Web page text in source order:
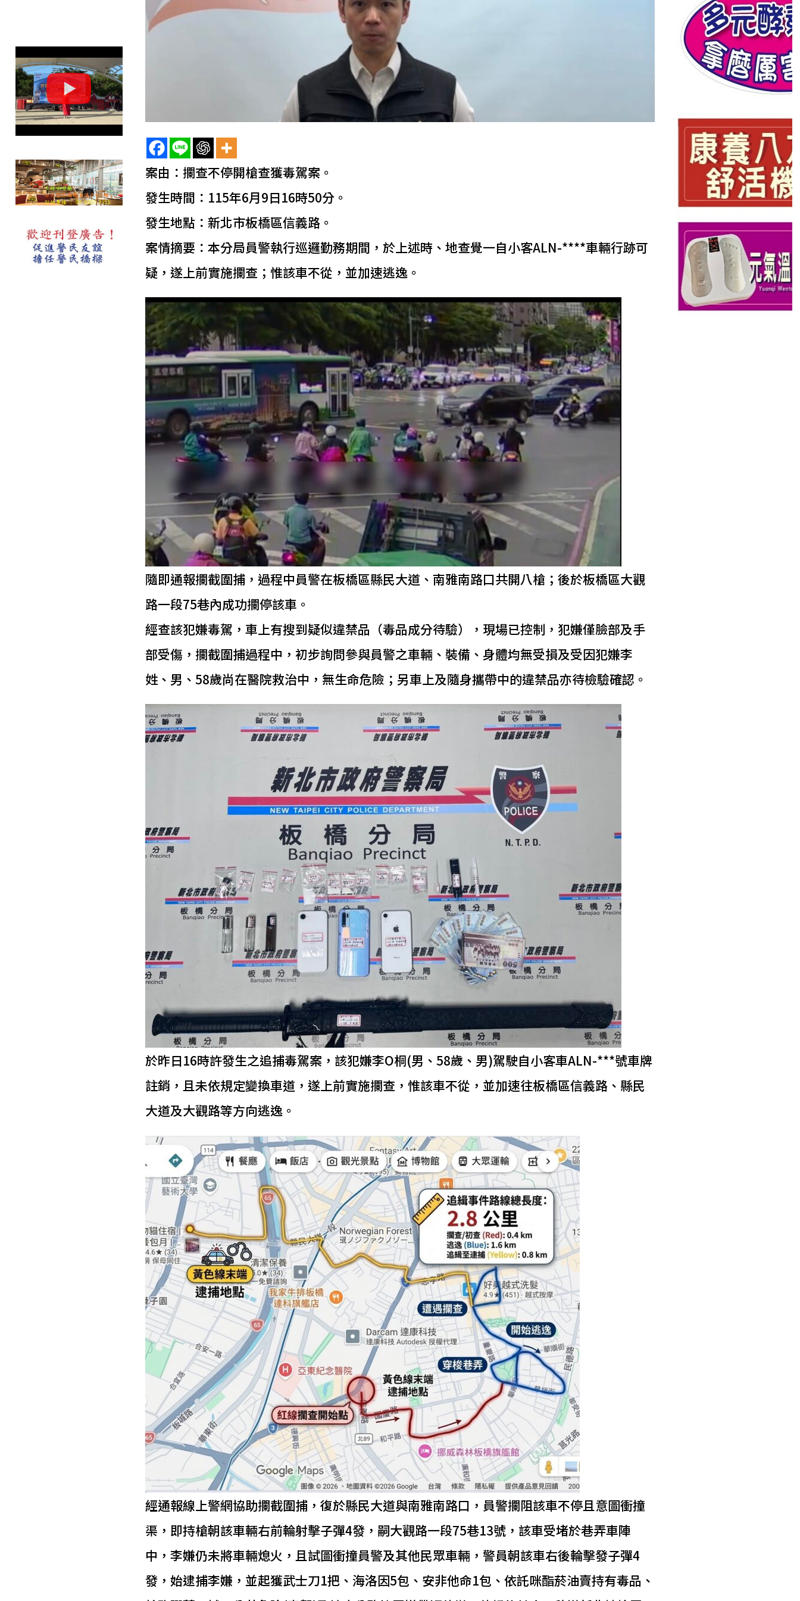
案由：攔查不停開槍查獲毒駕案。
發生時間：115年6月9日16時50分。
發生地點：新北市板橋區信義路。
案情摘要：本分局員警執行巡邏勤務期間，於上述時、地查覺一自小客ALN-****車輛行跡可
疑，遂上前實施攔查；惟該車不從，並加速逃逸。
隨即通報攔截圍捕，過程中員警在板橋區縣民大道、南雅南路口共開八槍；後於板橋區大觀
路一段75巷內成功攔停該車。
經查該犯嫌毒駕，車上有搜到疑似違禁品（毒品成分待驗），現場已控制，犯嫌僅臉部及手
部受傷，攔截圍捕過程中，初步詢問參與員警之車輛、裝備、身體均無受損及受因犯嫌李
姓、男、58歲尚在醫院救治中，無生命危險；另車上及隨身攜帶中的違禁品亦待檢驗確認。
於昨日16時許發生之追捕毒駕案，該犯嫌李O桐(男、58歲、男)駕駛自小客車ALN-***號車牌
註銷，且未依規定變換車道，遂上前實施攔查，惟該車不從，並加速往板橋區信義路、縣民
大道及大觀路等方向逃逸。
經通報線上警網協助攔截圍捕，復於縣民大道與南雅南路口，員警攔阻該車不停且意圖衝撞
渠，即持槍朝該車輛右前輪射擊子彈4發，嗣大觀路一段75巷13號，該車受堵於巷弄車陣
中，李嫌仍未將車輛熄火，且試圖衝撞員警及其他民眾車輛，警員朝該車右後輪擊發子彈4
發，始逮捕李嫌，並起獲武士刀1把、海洛因5包、安非他命1包、依託咪酯菸油賣持有毒品、